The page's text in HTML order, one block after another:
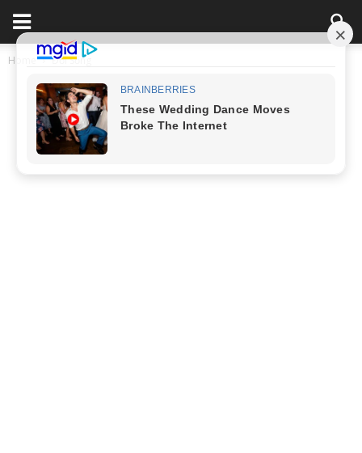
Home Đời Sống